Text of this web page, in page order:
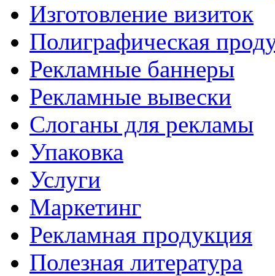
Изготовление визиток
Полиграфическая
Рекламные баннеры
Рекламные вывески
Слоганы для рекламы
Упаковка
Услуги
Маркетинг
Рекламная продукция
Полезная литература